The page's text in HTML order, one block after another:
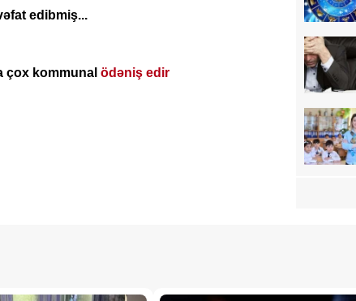
edibmiş...
çox kommunalödəniş edir